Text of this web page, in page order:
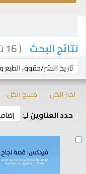
نتائج البحث ( 16 نتيجة)
ترتيب بواسطة:
اختر الكل
مسح الكل
حدد العناوين لـِ: